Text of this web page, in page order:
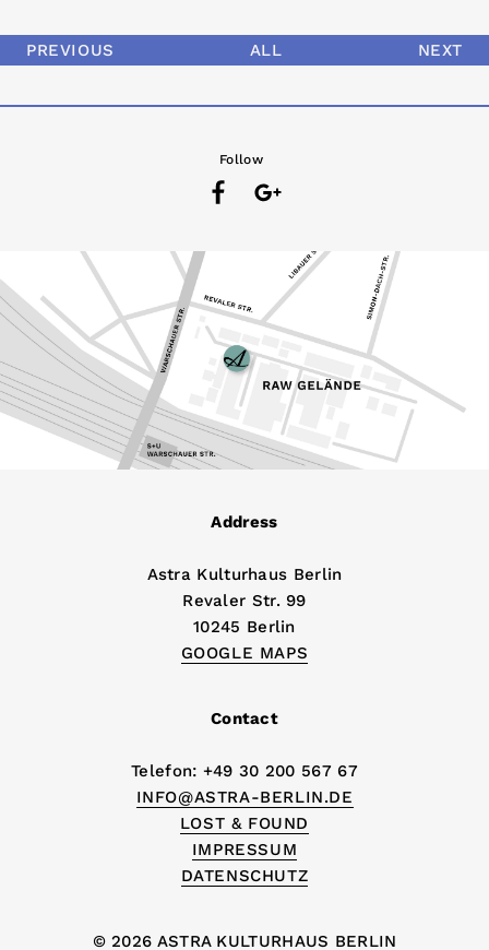
PREVIOUS ALL NEXT
Follow
Address
Astra Kulturhaus Berlin
Revaler Str. 99
10245 Berlin
GOOGLE MAPS
Contact
Telefon: +49 30 200 567 67
INFO@ASTRA-BERLIN.DE
LOST & FOUND
IMPRESSUM
DATENSCHUTZ
© 2026 ASTRA KULTURHAUS BERLIN